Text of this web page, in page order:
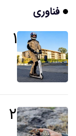
فناوری
۱
۲